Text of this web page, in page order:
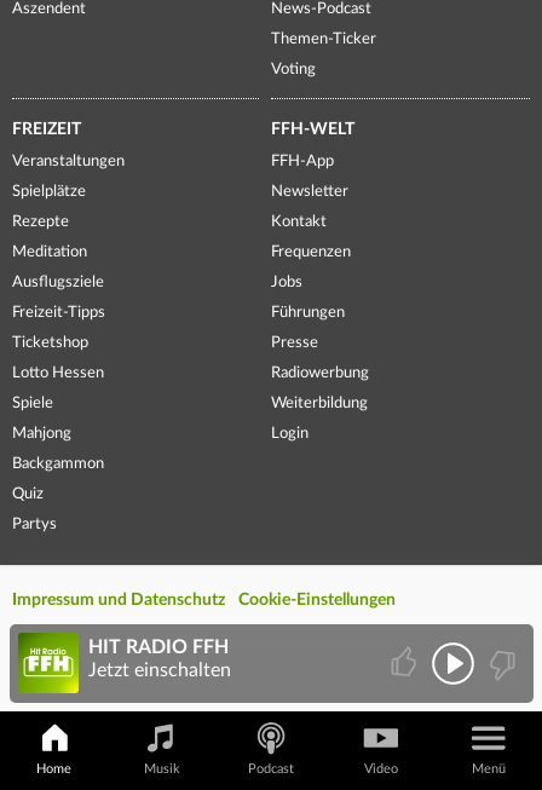
Aszendent
News-Podcast
Themen-Ticker
Voting
FREIZEIT
Veranstaltungen
Spielplätze
Rezepte
Meditation
Ausflugsziele
Freizeit-Tipps
Ticketshop
Lotto Hessen
Spiele
Mahjong
Backgammon
Quiz
Partys
FFH-WELT
FFH-App
Newsletter
Kontakt
Frequenzen
Jobs
Führungen
Presse
Radiowerbung
Weiterbildung
Login
Impressum und Datenschutz Cookie-Einstellungen
Home Musik Podcast Video Menü
HIT RADIO FFH
Jetzt einschalten